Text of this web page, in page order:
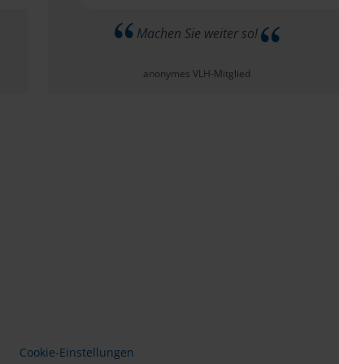
Machen Sie weiter so!
anonymes VLH-Mitglied
Cookie-Einstellungen